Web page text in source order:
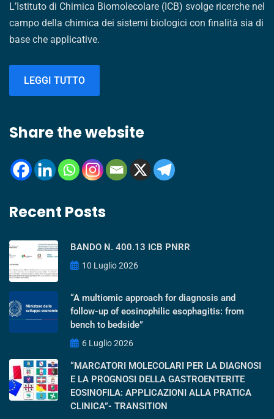
L’Istituto di Chimica Biomolecolare (ICB) svolge ricerche nel
campo della chimica dei sistemi biologici con finalità sia di
base che applicative.
LEGGI TUTTO
Share the website
Recent Posts
BANDO N. 400.13 ICB PNRR
10 Luglio 2026
“A multiomic approach for diagnosis and
follow-up of eosinophilic esophagitis: from
bench to bedside”
6 Luglio 2026
“MARCATORI MOLECOLARI PER LA DIAGNOSI
E LA PROGNOSI DELLA GASTROENTERITE
EOSINOFILA: APPLICAZIONI ALLA PRATICA
CLINICA”- TRANSITION